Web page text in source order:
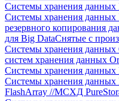
Системы хранения данных
Системы хранения
резервного копирования
для Big DataСнятые с
Системы хранения данных
систем хранения данных
Системы хранения данных
Системы хранения данных
FlashArray //MСХД